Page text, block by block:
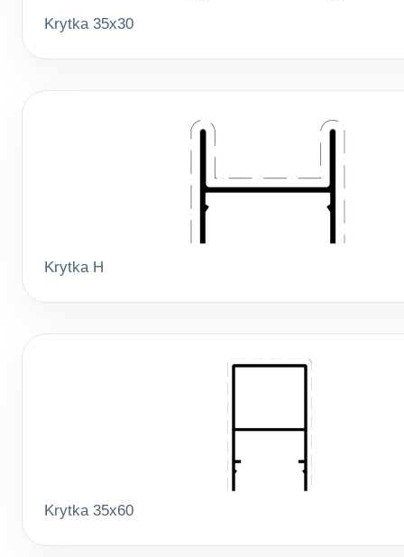
Krytka 35x30
Krytka H
Krytka 35x60